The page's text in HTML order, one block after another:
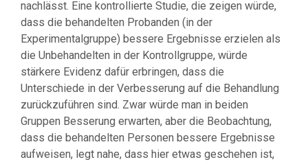
nachlässt. Eine kontrollierte Studie, die zeigen würde,
dass die behandelten Probanden (in der
Experimentalgruppe) bessere Ergebnisse erzielen als
die Unbehandelten in der Kontrollgruppe, würde
stärkere Evidenz dafür erbringen, dass die
Unterschiede in der Verbesserung auf die Behandlung
zurückzuführen sind. Zwar würde man in beiden
Gruppen Besserung erwarten, aber die Beobachtung,
dass die behandelten Personen bessere Ergebnisse
aufweisen, legt nahe, dass hier etwas geschehen ist,